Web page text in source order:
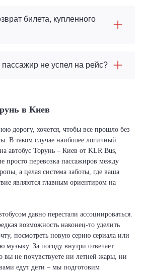
билета, купленного
пассажир не успел на рейс?
в Киев
дорогу, хочется, чтобы все прошло без
В таком случае наиболее логичный
автобус Торунь – Киев от KLR Bus,
просто перевозка пассажиров между
а целая система заботы, где ваша
являются главным ориентиром на
давно перестали ассоциироваться.
возможность наконец-то уделить
посмотреть новую серию сериала или
музыку. За погоду внутри отвечает
вы не почувствуете ни летней жары, ни
едут дети – мы подготовим